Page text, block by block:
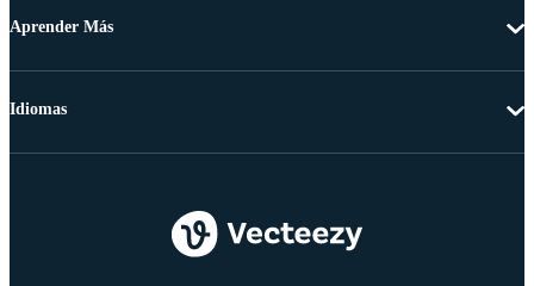
Aprender Más
Idiomas